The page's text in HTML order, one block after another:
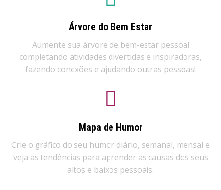
Árvore do Bem Estar
Aumente sua árvore de bem-estar pessoal
completando atividades divertidas e inspiradoras,
fazendo conexões e ajudando outras pessoas!
Mapa de Humor
Crie o gráfico do seu humor diário, semanal, mensal e
veja as tendências para aprender as causas dos seus
altos e baixos pessoais.